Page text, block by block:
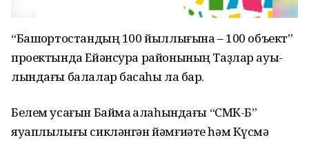
“Башҡортостандың 100 йыллы­ғына – 100 объект”
проектында Ейәнсура районының Таҙлар ауы­
лындағы балалар баҡсаһы ла бар.
Белем усағын Баймаҡ ҡалаһындағы “СМК-Б”
яуаплылығы сикләнгән йәмғиәте һәм Күсмә